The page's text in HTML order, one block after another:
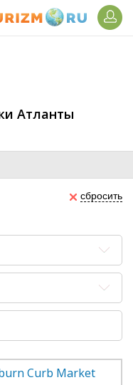
Атланты
сбросить
Curb Market